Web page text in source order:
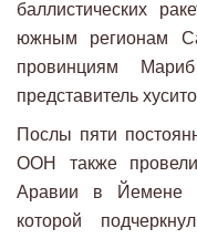
баллистических
южным регионам
провинциям
представитель
Послы пяти
ООН также
Аравии в Йемене
которой